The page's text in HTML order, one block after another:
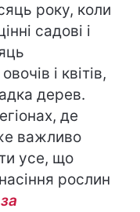
року, коли
садові і
і квітів,
дерев.
де
важливо
усе, що
рослин
за